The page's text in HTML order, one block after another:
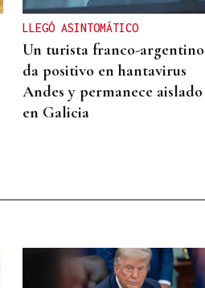
LLEGÓ ASINTOMÁTICO
Un turista franco-argentino
da positivo en hantavirus
Andes y permanece aislado
en Galicia